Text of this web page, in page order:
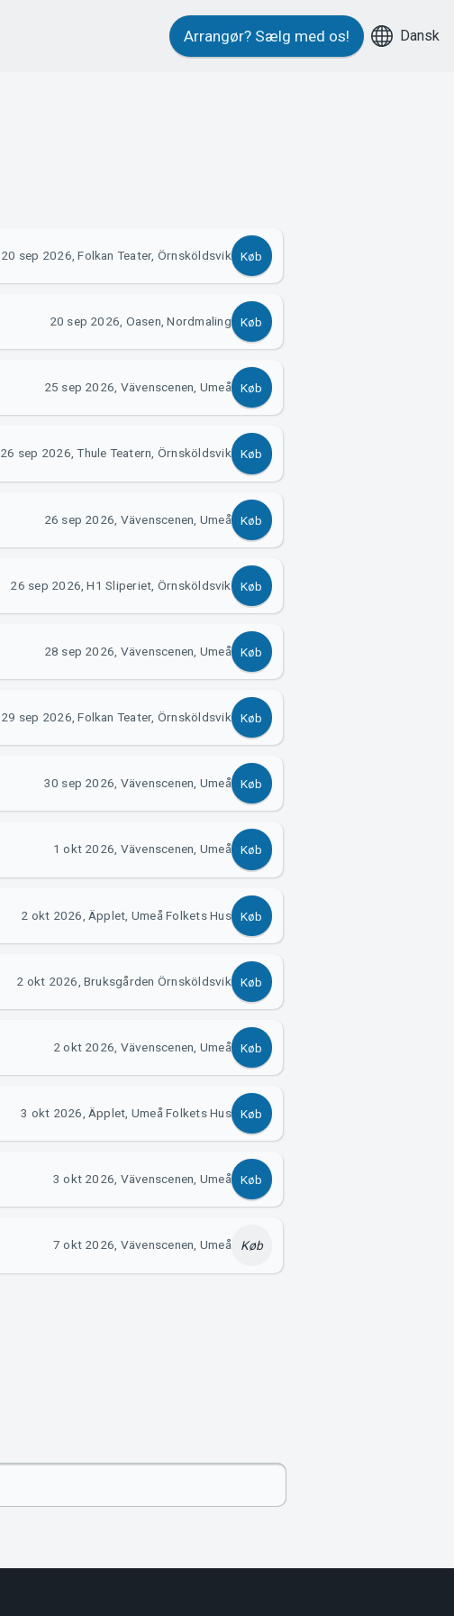
Arrangør? Sælg med os! Dansk
20 sep 2026, Folkan Teater, Örnsköldsvik Køb
20 sep 2026, Oasen, Nordmaling Køb
25 sep 2026, Vävenscenen, Umeå Køb
26 sep 2026, Thule Teatern, Örnsköldsvik Køb
26 sep 2026, Vävenscenen, Umeå Køb
26 sep 2026, H1 Sliperiet, Örnsköldsvik Køb
28 sep 2026, Vävenscenen, Umeå Køb
29 sep 2026, Folkan Teater, Örnsköldsvik Køb
30 sep 2026, Vävenscenen, Umeå Køb
1 okt 2026, Vävenscenen, Umeå Køb
2 okt 2026, Äpplet, Umeå Folkets Hus Køb
2 okt 2026, Bruksgården Örnsköldsvik Køb
2 okt 2026, Vävenscenen, Umeå Køb
3 okt 2026, Äpplet, Umeå Folkets Hus Køb
3 okt 2026, Vävenscenen, Umeå Køb
7 okt 2026, Vävenscenen, Umeå Køb